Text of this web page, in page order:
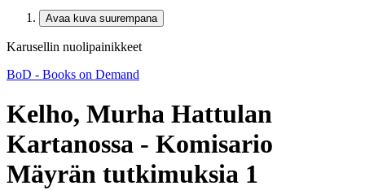
Avaa kuva suurempana
Karusellin nuolipainikkeet
BoD - Books on Demand
Kelho, Murha Hattulan
Kartanossa - Komisario
Mäyrän tutkimuksia 1